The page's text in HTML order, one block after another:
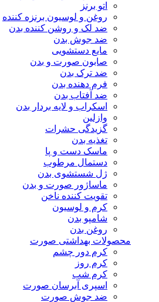
اتو برنز
روغن و لوسیون برنزه کننده
ضد لک و روشن کننده بدن
ضد جوش بدن
مایع دستشویی
صابون صورت و بدن
ضد ترک بدن
فرم دهنده بدن
ضد آفتاب بدن
اسکراب و لایه بردار بدن
وازلین
گزیدگی حشرات
تغذیه بدن
ماسک دست و پا
دستمال مرطوب
ژل شستشوی بدن
ماساژور صورت و بدن
تقویت کننده ناخن
کرم و لوسیون
شامپو بدن
روغن بدن
محصولات بهداشتی صورت
کرم دور چشم
کرم روز
کرم شب
اسپری آبرسان صورت
ضد جوش صورت